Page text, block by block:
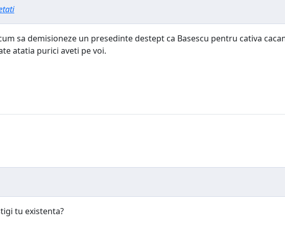
sa demisioneze un presedinte destept ca Basescu pentru cativa
atatia purici aveti pe voi.
tu existenta?